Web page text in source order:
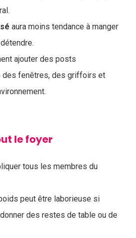
aura moins tendance à manger
ajouter des posts
des fenêtres, des griffoirs et
le foyer
tous les membres du
peut être laborieuse si
des restes de table ou de